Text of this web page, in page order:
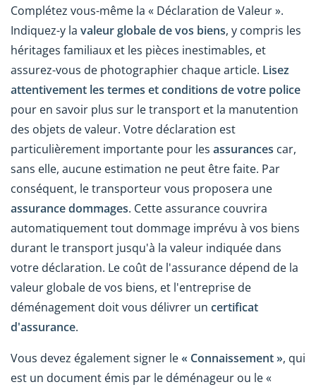
Complétez vous-même la « Déclaration de Valeur ».
Indiquez-y la valeur globale de vos biens, y compris les
héritages familiaux et les pièces inestimables, et
assurez-vous de photographier chaque article. Lisez
attentivement les termes et conditions de votre police
pour en savoir plus sur le transport et la manutention
des objets de valeur. Votre déclaration est
particulièrement importante pour les assurances car,
sans elle, aucune estimation ne peut être faite. Par
conséquent, le transporteur vous proposera une
assurance dommages. Cette assurance couvrira
automatiquement tout dommage imprévu à vos biens
durant le transport jusqu'à la valeur indiquée dans
votre déclaration. Le coût de l'assurance dépend de la
valeur globale de vos biens, et l'entreprise de
déménagement doit vous délivrer un certificat
d'assurance.
Vous devez également signer le« Connaissement », qui
est un document émis par le déménageur ou le «